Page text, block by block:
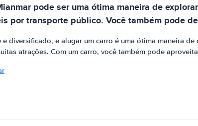
pode ser uma ótima maneira de
por transporte público. Você também pode
e diversificado, e alugar um carro é uma ótima maneira
atrações. Com um carro, você também pode